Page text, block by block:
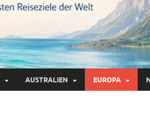
AUSTRALIEN EUROPA